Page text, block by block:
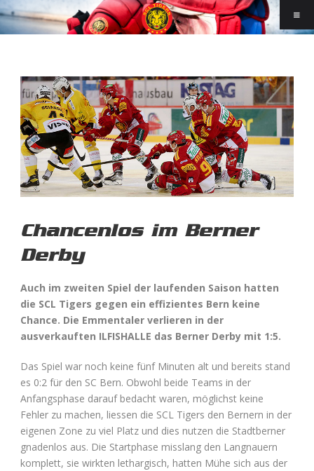
Chancenlos im Berner
Derby
Auch im zweiten Spiel der laufenden Saison hatten
die SCL Tigers gegen ein effizientes Bern keine
Chance. Die Emmentaler verlieren in der
ausverkauften ILFISHALLE das Berner Derby mit 1:5.
Das Spiel war noch keine fünf Minuten alt und bereits stand
es 0:2 für den SC Bern. Obwohl beide Teams in der
Anfangsphase darauf bedacht waren, möglichst keine
Fehler zu machen, liessen die SCL Tigers den Bernern in der
eigenen Zone zu viel Platz und dies nutzen die Stadtberner
gnadenlos aus. Die Startphase misslang den Langnauern
komplett, sie wirkten lethargisch, hatten Mühe sich aus der